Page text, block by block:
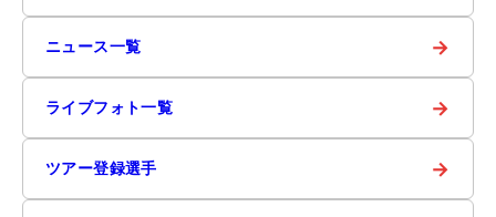
ニュース一覧 →
ライブフォト一覧 →
ツアー登録選手 →